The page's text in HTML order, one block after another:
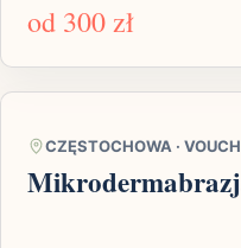
od 300 zł
CZĘSTOCHOWA ·